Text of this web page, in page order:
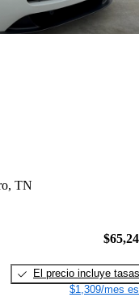
TN
El precio incluye tasas
$1,309/mes